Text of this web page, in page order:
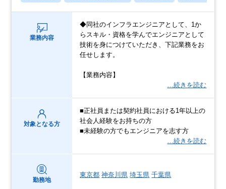
業務内容
◆同社のインフラエンジニアとして、1か
らスキル・資格を学んでエンジニアとして
技術を身につけていただき、下記業務をお
任せします。
【業務内容】
…続きを読む
対象となる方
■正社員または契約社員における1年以上の
社会人経験をお持ちの方
■未経験の方でもエンジニアを志す方
…続きを読む
勤務地
東京都 神奈川県 埼玉県 千葉県